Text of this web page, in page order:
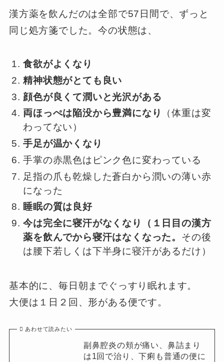
漢方薬を飲んだのは全部で57日間で、ずっと
同じ処方箋でした。今の状態は、
食欲がよくなり
精神状態がとても良い
顔色が良くて潤いと光沢がある
両ほっぺは陥没から豊満になり
（体重は変
わってない）
手足が温かくなり
手掌の赤黒色はピンク色に変わっている
足指の爪も乾燥した蒼白から潤いの薄い赤
になった
睡眠の質は良好
今は完全に寝汗がなくなり（１日目の漢方
薬を飲んでから寝汗はなくなった。 その後
は腰下若しくは下半身に寝汗があるだけ）
基本的に、毎日朝までぐっすり眠れます。
大便は１日２回、形がある便です。
あわせて読みたい
副鼻腔炎の頬が痛い、鼻詰まり
は1回で治り、下痢も普通の便に